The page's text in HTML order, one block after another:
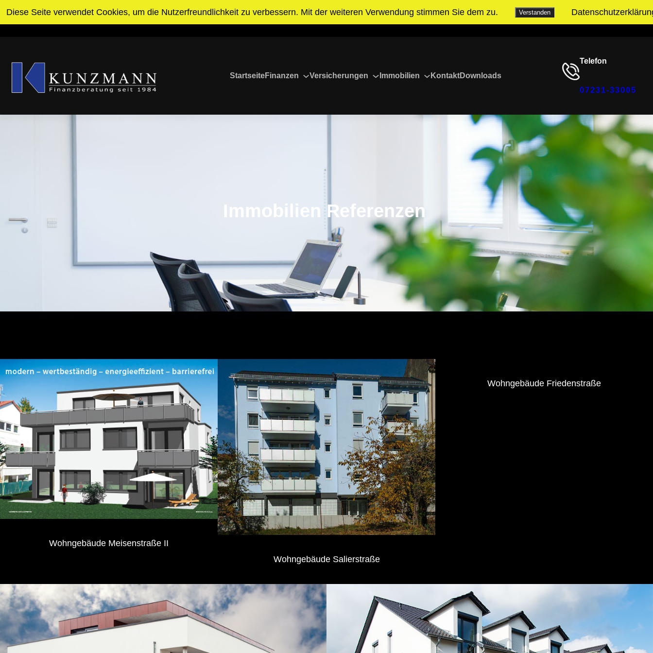
Zum
info@kunzmann-invest.de Weiterempfehlen >>> YouTube
Unser Instagram
StartseiteFinanzen Versicherungen Immobilien KontaktDownloads
Telefon
07231-33005
Immobilien Referenzen
Wohngebäude Meisenstraße II
Wohngebäude Salierstraße
Wohngebäude Friedenstraße
Diese Seite verwendet Cookies, um die Nutzerfreundlichkeit zu verbessern. Mit der weiteren Verwendung stimmen Sie dem zu. Verstanden